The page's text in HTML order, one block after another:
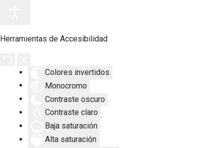
Herramientas de Accesibilidad
Colores invertidos
Monocromo
Contraste oscuro
Contraste claro
Baja saturación
Alta saturación